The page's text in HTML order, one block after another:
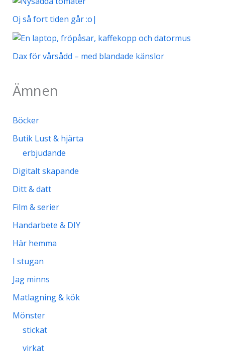
Oj så fort tiden går :o|
Dax för vårsådd – med blandade känslor
Ämnen
Böcker
Butik Lust & hjärta
erbjudande
Digitalt skapande
Ditt & datt
Film & serier
Handarbete & DIY
Här hemma
I stugan
Jag minns
Matlagning & kök
Mönster
stickat
virkat